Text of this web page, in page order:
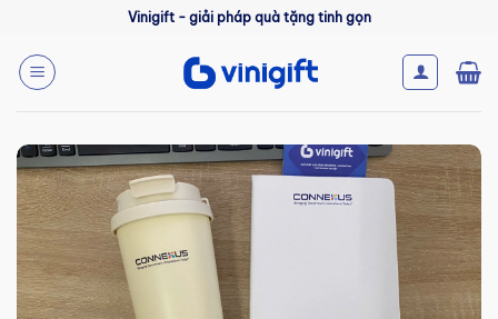
nội
dung
Vinigift - giải pháp quà tặng tinh gọn